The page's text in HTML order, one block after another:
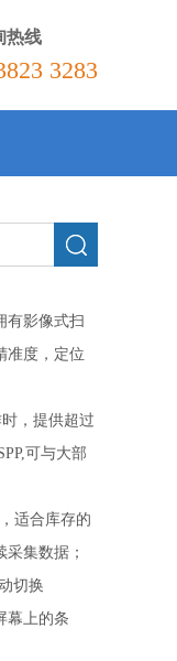
热线
3283
有影像式扫
准度，定位
，提供超过
可与大部
适合库存的
集数据；
切换
幕上的条